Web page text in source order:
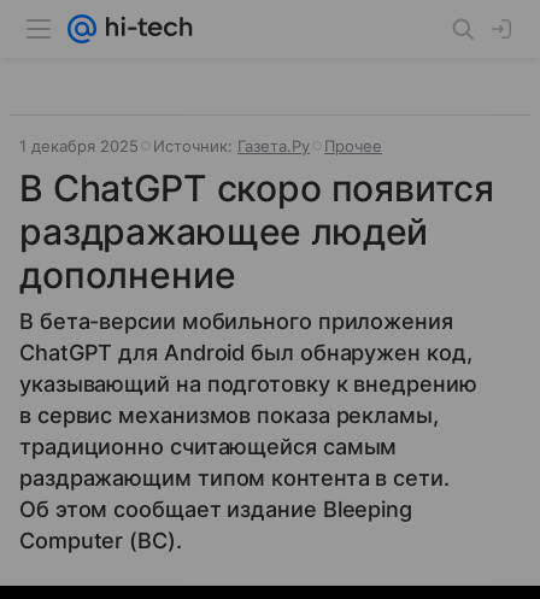
1 декабря 2025 Источник: Газета.Ру Прочее
В ChatGPT скоро появится
раздражающее людей
дополнение
В бета-версии мобильного приложения
ChatGPT для Android был обнаружен код,
указывающий на подготовку к внедрению
в сервис механизмов показа рекламы,
традиционно считающейся самым
раздражающим типом контента в сети.
Об этом сообщает издание Bleeping
Computer (BC).